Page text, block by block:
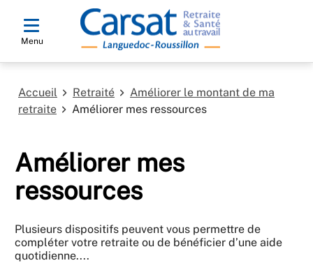
Menu
Accueil Retraité
Améliorer le montant de ma
retraite
Améliorer mes ressources
Améliorer mes
ressources
Plusieurs dispositifs peuvent vous permettre de
compléter votre retraite ou de bénéficier d’une aide
quotidienne....